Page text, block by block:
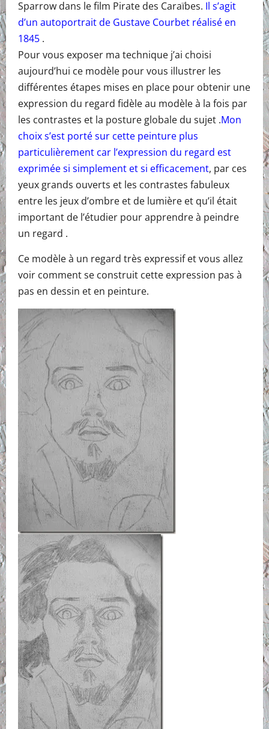
Sparrow dans le film Pirate des Caraïbes. Il s’agit
d’un autoportrait de Gustave Courbet réalisé en
1845 .
Pour vous exposer ma technique j’ai choisi
aujourd’hui ce modèle pour vous illustrer les
différentes étapes mises en place pour obtenir une
expression du regard fidèle au modèle à la fois par
les contrastes et la posture globale du sujet .Mon
choix s’est porté sur cette peinture plus
particulièrement car l’expression du regard est
exprimée si simplement et si efficacement, par ces
yeux grands ouverts et les contrastes fabuleux
entre les jeux d’ombre et de lumière et qu’il était
important de l’étudier pour apprendre à peindre
un regard .
Ce modèle à un regard très expressif et vous allez
voir comment se construit cette expression pas à
pas en dessin et en peinture.